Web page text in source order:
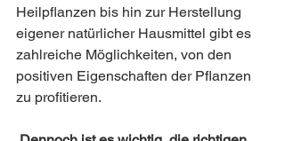
Heilpflanzen bis hin zur Herstellung
eigener natürlicher Hausmittel gibt es
zahlreiche Möglichkeiten, von den
positiven Eigenschaften der Pflanzen
zu profitieren.